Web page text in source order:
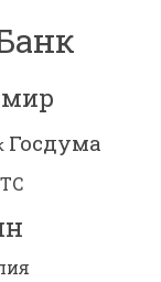
Госдума